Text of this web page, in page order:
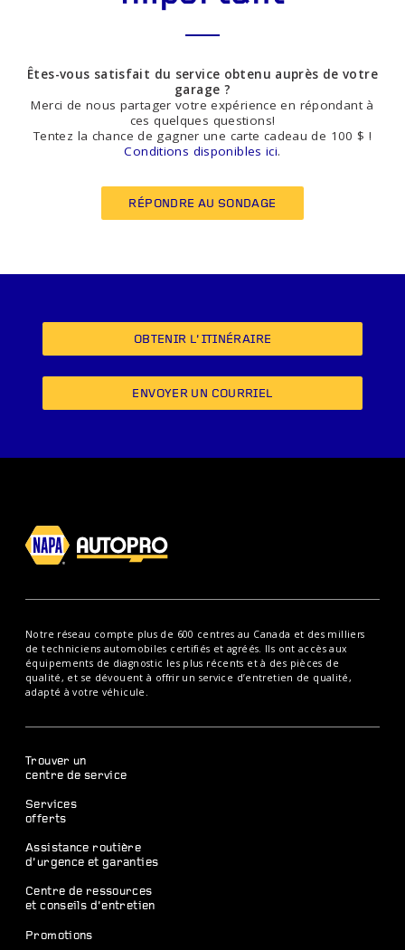
Êtes-vous satisfait du service obtenu auprès de votre
garage ?
Merci de nous partager votre expérience en répondant à
ces quelques questions!
Tentez la chance de gagner une carte cadeau de 100 $ !
Conditions disponibles ici.
RÉPONDRE AU SONDAGE
OBTENIR L’ITINÉRAIRE
ENVOYER UN COURRIEL
Notre réseau compte plus de 600 centres au Canada et des milliers
de techniciens automobiles certifiés et agréés. Ils ont accès aux
équipements de diagnostic les plus récents et à des pièces de
qualité, et se dévouent à offrir un service d’entretien de qualité,
adapté à votre véhicule.
Trouver un
centre de service
Services
offerts
Assistance routière
d’urgence et garanties
Centre de ressources
et conseils d’entretien
Promotions